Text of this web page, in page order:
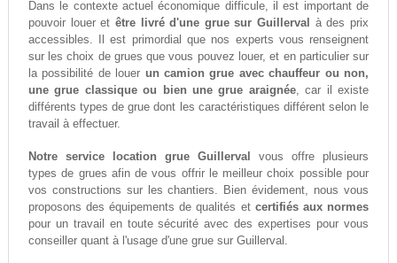
Dans le contexte actuel économique difficule, il est important de
pouvoir louer et être livré d'une grue sur Guillerval à des prix
accessibles. Il est primordial que nos experts vous renseignent
sur les choix de grues que vous pouvez louer, et en particulier sur
la possibilité de louer un camion grue avec chauffeur ou non,
une grue classique ou bien une grue araignée, car il existe
différents types de grue dont les caractéristiques différent selon le
travail à effectuer.
Notre service location grue Guillerval
vous offre plusieurs
types de grues afin de vous offrir le meilleur choix possible pour
vos constructions sur les chantiers. Bien évidement, nous vous
proposons des équipements de qualités et certifiés aux normes
pour un travail en toute sécurité avec des expertises pour vous
conseiller quant à l'usage d'une grue sur Guillerval.